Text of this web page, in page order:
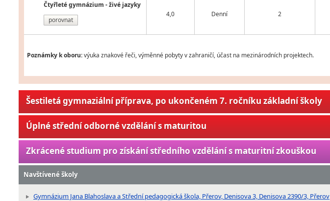
Čtyřleté gymnázium - živé jazyky
porovnat
4,0 Denní 2
Poznámky k oboru:výuka znakové řeči, výměnné pobyty v zahraničí, účast na mezinárodních projektech.
Šestiletá gymnaziální příprava, po ukončeném 7. ročníku základní školy
Úplné střední odborné vzdělání s maturitou
Zkrácené studium pro získání středního vzdělání s maturitní zkouškou
Navštívené školy
Gymnázium Jana Blahoslava a Střední pedagogická škola, Přerov, Denisova 3, Denisova 2390/3, Přerov